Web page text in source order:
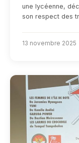
une lycéenne,
son respect des
13 novembre 2025